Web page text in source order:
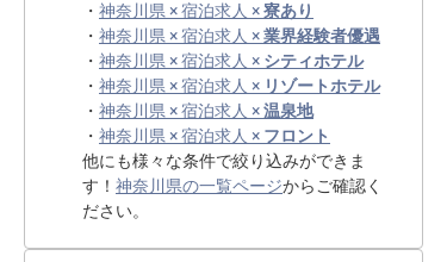
・ 神奈川県 × 宿泊求人 ×寮あり
・ 神奈川県 × 宿泊求人 ×業界経験者優遇
・ 神奈川県 × 宿泊求人 × シティホテル
・ 神奈川県 × 宿泊求人 × リゾートホテル
・ 神奈川県 × 宿泊求人 ×温泉地
・ 神奈川県 × 宿泊求人 × フロント
他にも様々な条件で絞り込みができま
す！ 神奈川県の一覧ページからご確認く
ださい。